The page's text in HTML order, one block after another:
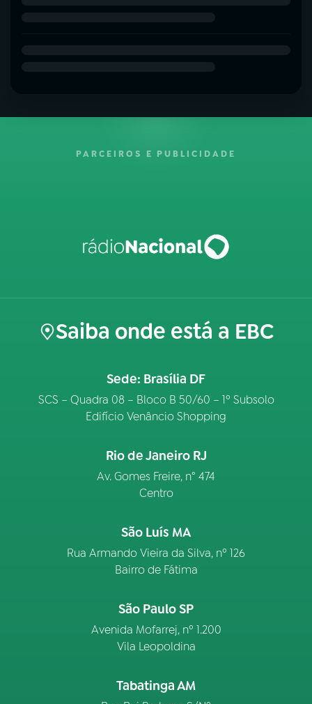
PARCEIROS E PUBLICIDADE
Saiba onde está a EBC
Sede: Brasília DF
SCS – Quadra 08 – Bloco B 50/60 – 1º Subsolo
Edifício Venâncio Shopping
Rio de Janeiro RJ
Av. Gomes Freire, n° 474
Centro
São Luís MA
Rua Armando Vieira da Silva, nº 126
Bairro de Fátima
São Paulo SP
Avenida Mofarrej, nº 1.200
Vila Leopoldina
Tabatinga AM